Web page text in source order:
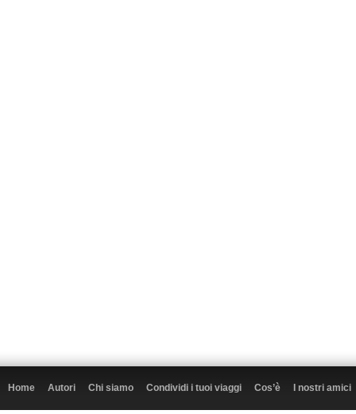
Home Autori Chi siamo Condividi i tuoi viaggi Cos’è I nostri amici